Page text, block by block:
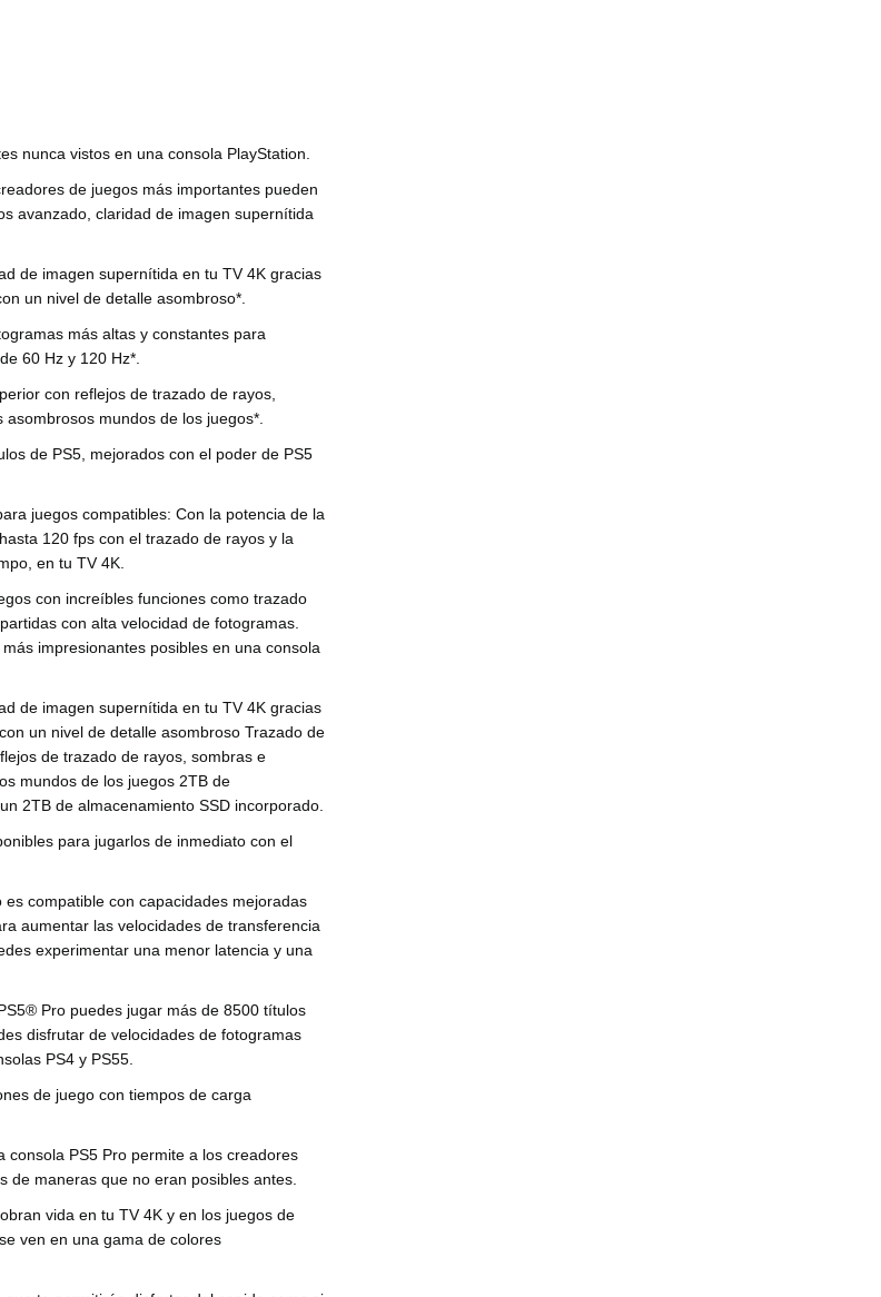
nunca vistos en una consola PlayStation.
de juegos más importantes pueden
avanzado, claridad de imagen supernítida
de imagen supernítida en tu TV 4K gracias
un nivel de detalle asombroso*.
más altas y constantes para
60 Hz y 120 Hz*.
con reflejos de trazado de rayos,
mundos de los juegos*.
de PS5, mejorados con el poder de PS5
juegos compatibles: Con la potencia de la
120 fps con el trazado de rayos y la
en tu TV 4K.
con increíbles funciones como trazado
con alta velocidad de fotogramas.
impresionantes posibles en una consola
de imagen supernítida en tu TV 4K gracias
un nivel de detalle asombroso Trazado de
de trazado de rayos, sombras e
mundos de los juegos 2TB de
2TB de almacenamiento SSD incorporado.
para jugarlos de inmediato con el
es compatible con capacidades mejoradas
aumentar las velocidades de transferencia
experimentar una menor latencia y una
Pro puedes jugar más de 8500 títulos
disfrutar de velocidades de fotogramas
PS4 y PS55.
de juego con tiempos de carga
consola PS5 Pro permite a los creadores
de maneras que no eran posibles antes.
vida en tu TV 4K y en los juegos de
ven en una gama de colores